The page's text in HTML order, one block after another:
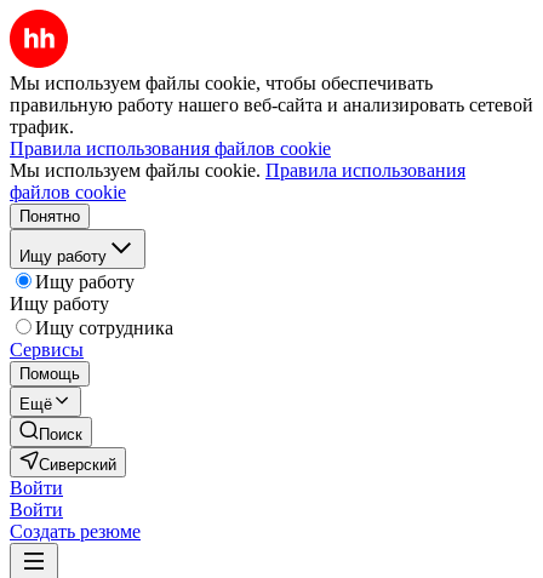
Мы используем файлы cookie, чтобы обеспечивать
правильную работу нашего веб-сайта и анализировать сетевой
трафик.
Правила использования файлов cookie
Мы используем файлы cookie. Правила использования
файлов cookie
Понятно
Ищу работу
Ищу работу
Ищу работу
Ищу сотрудника
Сервисы
Помощь
Ещё
Поиск
Сиверский
Войти
Войти
Создать резюме